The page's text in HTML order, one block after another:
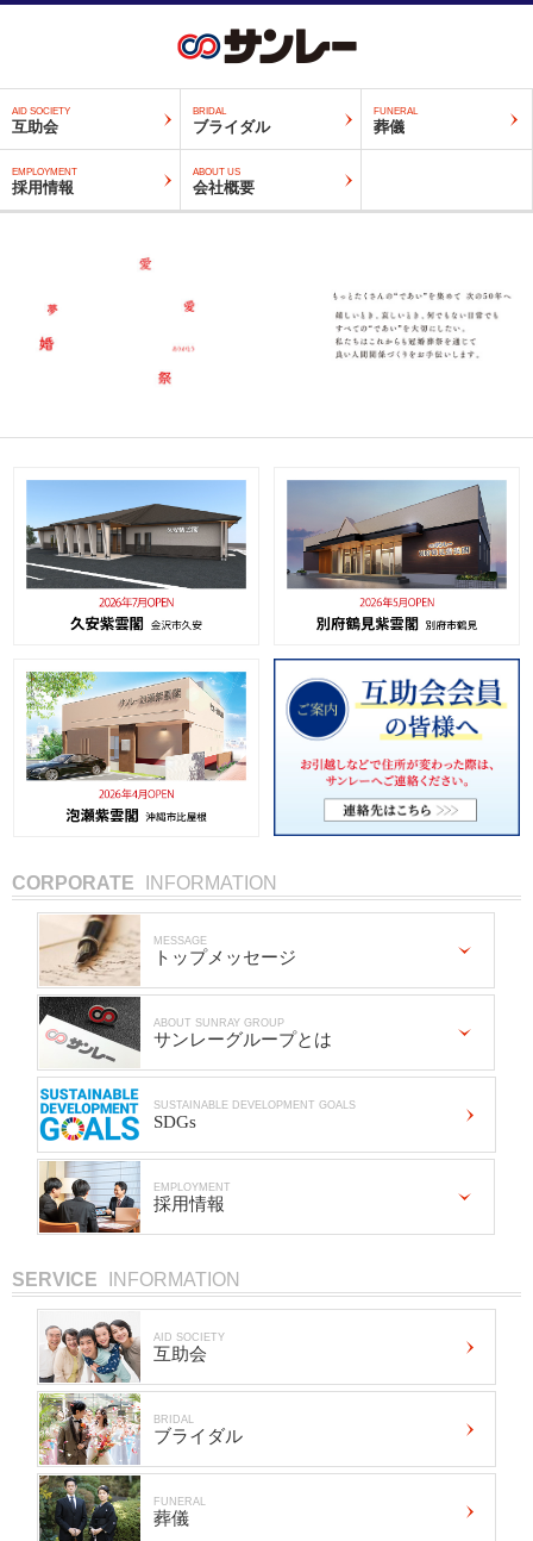
AID SOCIETY
互助会
BRIDAL
ブライダル
FUNERAL
葬儀
EMPLOYMENT
採用情報
ABOUT US
会社概要
CORPORATE INFORMATION
MESSAGE
トップメッセージ
ABOUT SUNRAY GROUP
サンレーグループとは
SUSTAINABLE DEVELOPMENT GOALS
SDGs
EMPLOYMENT
採用情報
SERVICE INFORMATION
AID SOCIETY
互助会
BRIDAL
ブライダル
FUNERAL
葬儀